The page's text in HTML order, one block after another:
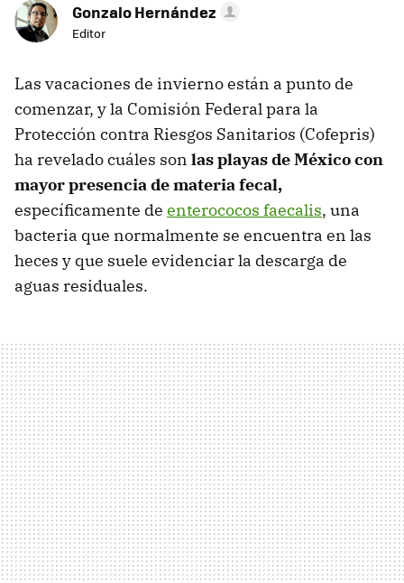
Gonzalo Hernández
Editor
Las vacaciones de invierno están a punto de
comenzar, y la Comisión Federal para la
Protección contra Riesgos Sanitarios (Cofepris)
ha revelado cuáles son las playas de México con
mayor presencia de materia fecal,
específicamente de enterococos faecalis, una
bacteria que normalmente se encuentra en las
heces y que suele evidenciar la descarga de
aguas residuales.